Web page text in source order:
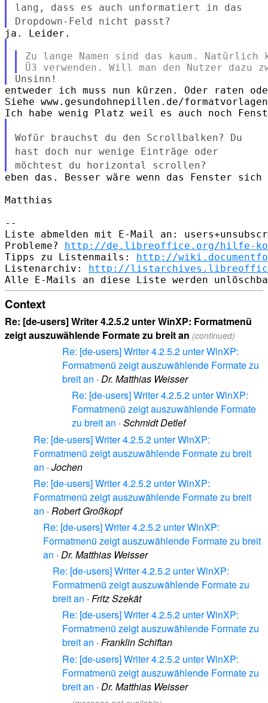
lang, dass es auch unformatiert in das
Dropdown-Feld nicht passt?
Zu lange Namen sind das kaum. Natürlich
entweder ich muss nun kürzen. Oder raten
Siehe www.gesundohnepillen.de/
Wofür brauchst du den Scrollbalken? Du
hast doch nur wenige Einträge oder
möchtest du horizontal scrollen?
eben das. Besser wäre wenn das Fenster
Matthias
--
Liste abmelden mit E-Mail an:
Probleme? http://de.libreoffice.org/hilfe-
Tipps zu Listenmails: http://
Listenarchiv: http://
Context
Re: [de-users] Writer 4.2.5.2 unter WinXP: Formatmenü
zeigt auszuwählende Formate zu breit an (continued)
Re: [de-users] Writer 4.2.5.2 unter WinXP:
Formatmenü zeigt auszuwählende Formate zu
breit an · Dr. Matthias Weisser
Re: [de-users] Writer 4.2.5.2 unter WinXP:
Formatmenü zeigt auszuwählende Formate
zu breit an · Schmidt Detlef
Re: [de-users] Writer 4.2.5.2 unter WinXP:
Formatmenü zeigt auszuwählende Formate zu breit
an · Jochen
Re: [de-users] Writer 4.2.5.2 unter WinXP:
Formatmenü zeigt auszuwählende Formate zu breit
an · Robert Großkopf
Re: [de-users] Writer 4.2.5.2 unter WinXP:
Formatmenü zeigt auszuwählende Formate zu breit
an · Dr. Matthias Weisser
Re: [de-users] Writer 4.2.5.2 unter WinXP:
Formatmenü zeigt auszuwählende Formate zu
breit an · Fritz Szekät
Re: [de-users] Writer 4.2.5.2 unter WinXP:
Formatmenü zeigt auszuwählende Formate zu
breit an · Franklin Schiftan
Re: [de-users] Writer 4.2.5.2 unter WinXP:
Formatmenü zeigt auszuwählende Formate zu
breit an · Dr. Matthias Weisser